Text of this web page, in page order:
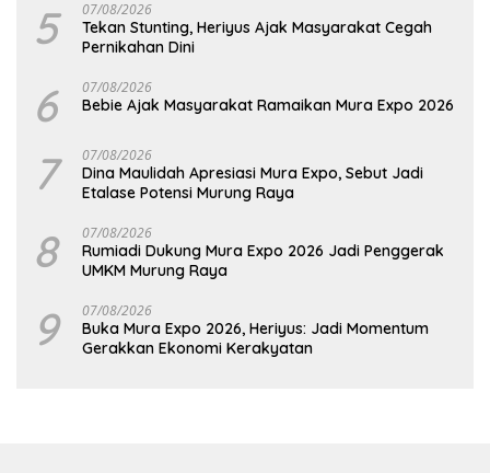
5 07/08/2026
Tekan Stunting, Heriyus Ajak Masyarakat Cegah
Pernikahan Dini
6 07/08/2026
Bebie Ajak Masyarakat Ramaikan Mura Expo 2026
7 07/08/2026
Dina Maulidah Apresiasi Mura Expo, Sebut Jadi
Etalase Potensi Murung Raya
8 07/08/2026
Rumiadi Dukung Mura Expo 2026 Jadi Penggerak
UMKM Murung Raya
9 07/08/2026
Buka Mura Expo 2026, Heriyus: Jadi Momentum
Gerakkan Ekonomi Kerakyatan